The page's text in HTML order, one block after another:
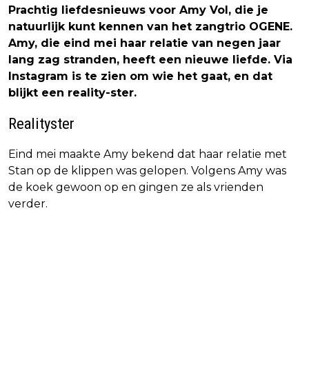
Prachtig liefdesnieuws voor Amy Vol, die je
natuurlijk kunt kennen van het zangtrio OGENE.
Amy, die eind mei haar relatie van negen jaar
lang zag stranden, heeft een nieuwe liefde. Via
Instagram is te zien om wie het gaat, en dat
blijkt een reality-ster.
Realityster
Eind mei maakte Amy bekend dat haar relatie met
Stan op de klippen was gelopen. Volgens Amy was
de koek gewoon op en gingen ze als vrienden
verder.